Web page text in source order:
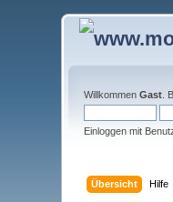
WillkommenGast .
Einloggen mit
Übersicht Hilfe